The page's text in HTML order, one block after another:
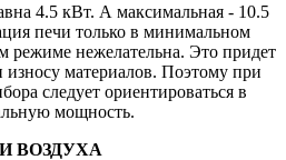
4.5 кВт. А максимальная - 10.5
печи только в минимальном
режиме нежелательна. Это придет
материалов. Поэтому при
следует ориентироваться в
мощность.
ВОЗДУХА